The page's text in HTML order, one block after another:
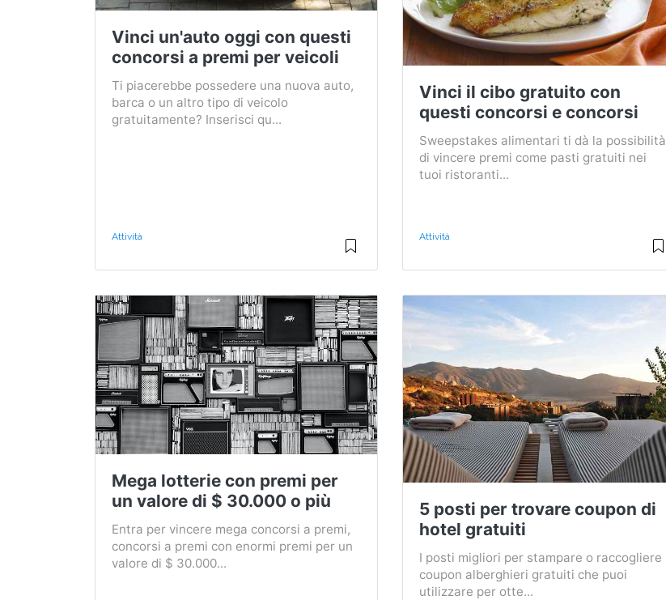
Vinci un'auto oggi con questi
concorsi a premi per veicoli
Ti piacerebbe possedere una nuova auto,
barca o un altro tipo di veicolo
gratuitamente? Inserisci qu...
Attività
Vinci il cibo gratuito con
questi concorsi e concorsi
Sweepstakes alimentari ti dà la possibilità
di vincere premi come pasti gratuiti nei
tuoi ristoranti...
Attività
Mega lotterie con premi per
un valore di $ 30.000 o più
Entra per vincere mega concorsi a premi,
concorsi a premi con enormi premi per un
valore di $ 30.000...
5 posti per trovare coupon di
hotel gratuiti
I posti migliori per stampare o raccogliere
coupon alberghieri gratuiti che puoi
utilizzare per otte...